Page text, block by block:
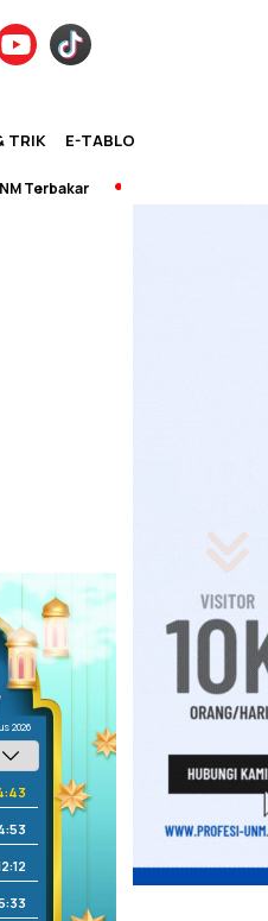
TRIK E-TABLOID
2026